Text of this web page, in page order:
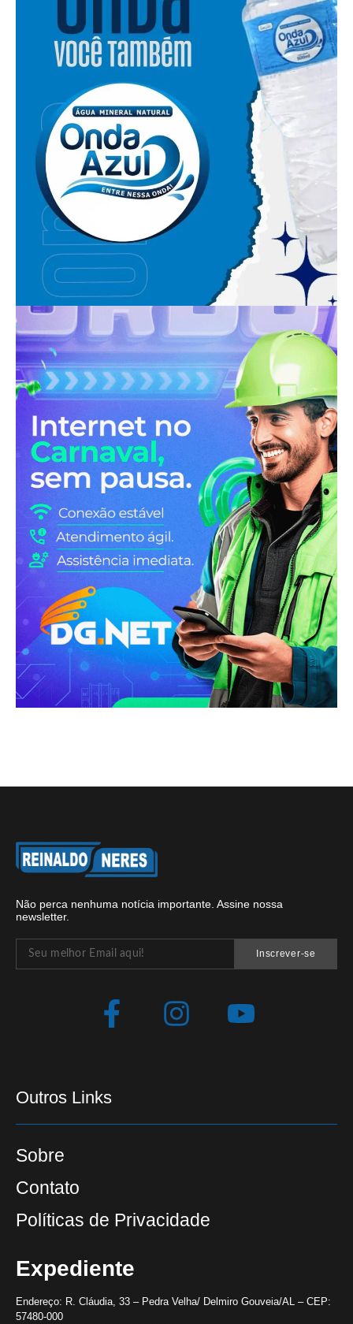
Não perca nenhuma notícia importante. Assine nossa
newsletter.
Inscrever-se
Outros Links
Sobre
Contato
Políticas de Privacidade
Expediente
Endereço: R. Cláudia, 33 – Pedra Velha/ Delmiro Gouveia/AL – CEP:
57480-000